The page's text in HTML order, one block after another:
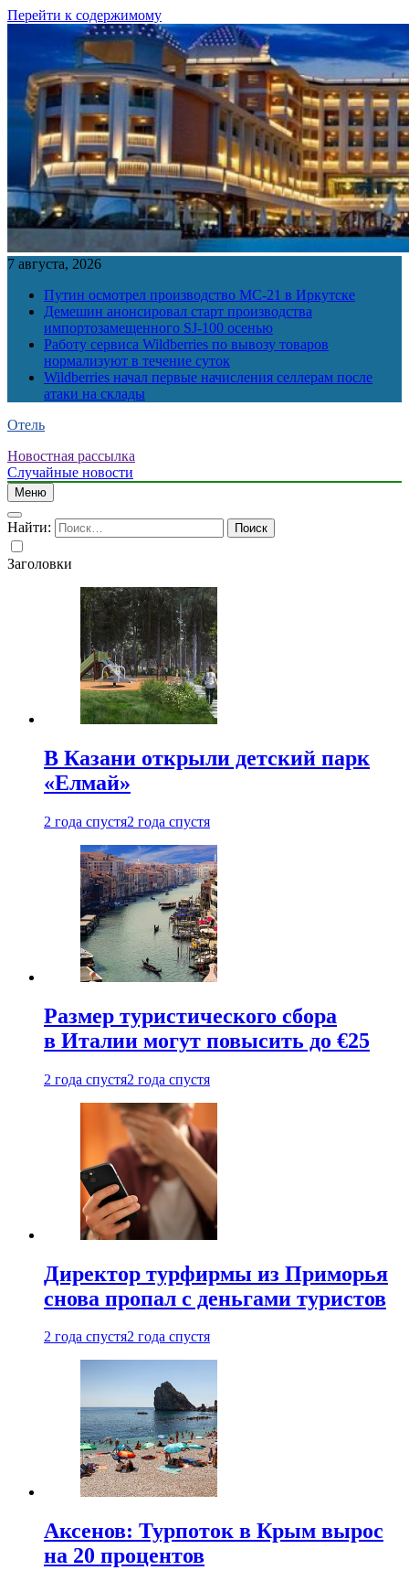
Перейти к содержимому
7 августа, 2026
Путин осмотрел производство МС-21 в Иркутске
Демешин анонсировал старт производства
импортозамещенного SJ-100 осенью
Работу сервиса Wildberries по вывозу товаров
нормализуют в течение суток
Wildberries начал первые начисления селлерам после
атаки на склады
Отель
Новостная рассылка
Случайные новости
Меню
Найти:
Заголовки
В Казани открыли детский парк
«Елмай»
2 года спустя2 года спустя
Размер туристического сбора
в Италии могут повысить до €25
2 года спустя2 года спустя
Директор турфирмы из Приморья
снова пропал с деньгами туристов
2 года спустя2 года спустя
Аксенов: Турпоток в Крым вырос
на 20 процентов